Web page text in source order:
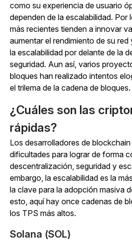
como su experiencia de usuario
dependen de la escalabilidad.
más recientes tienden a innovar
aumentar el rendimiento de su
la escalabilidad por delante de la
seguridad. Aun así, varios
bloques han realizado intentos
el trilema de la cadena de bloques.
¿Cuáles son las
rápidas?
Los desarrolladores de
dificultades para lograr de forma
descentralización, seguridad y
embargo, la escalabilidad es la
la clave para la adopción masiva
esto, aquí hay once cadenas de
los TPS más altos.
Solana (SOL)